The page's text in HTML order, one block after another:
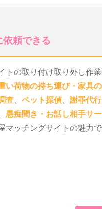
頼できる
の取り付け取り外し作業
い荷物の持ち運び・家具
査、 ペット探偵、 謝罪代行
愚痴聞き・お話し相手サ
ッチングサイトの魅力で